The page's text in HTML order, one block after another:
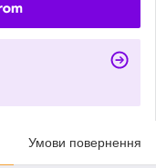
Умови повернення